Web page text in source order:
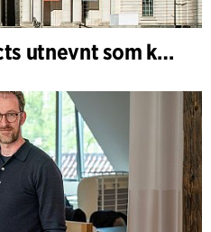
C.F. Møller Architects utnevnt som konseptarkitekt for prosjektet National Museum Cardiff